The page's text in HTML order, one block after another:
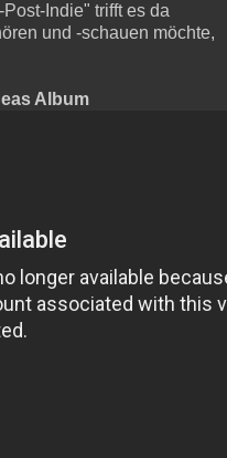
Indie" trifft es da
und -schauen möchte,
Album